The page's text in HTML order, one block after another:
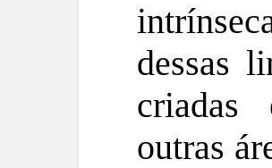
dessas
outras